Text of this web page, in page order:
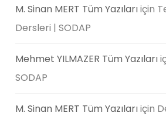
M. Sinan MERT Tüm Yazılarıiçin
Dersleri | SODAP
Mehmet YILMAZER Tüm Yazıları
SODAP
M. Sinan MERT Tüm Yazılarıiçin